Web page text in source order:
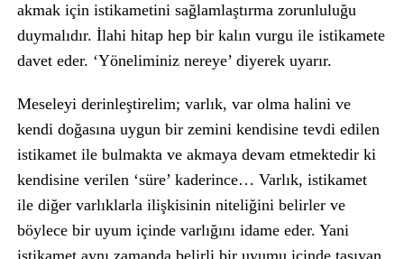
akmak için istikametini sağlamlaştırma zorunluluğu
duymalıdır. İlahi hitap hep bir kalın vurgu ile istikamete
davet eder. ‘Yöneliminiz nereye’ diyerek uyarır.
Meseleyi derinleştirelim; varlık, var olma halini ve
kendi doğasına uygun bir zemini kendisine tevdi edilen
istikamet ile bulmakta ve akmaya devam etmektedir ki
kendisine verilen ‘süre’ kaderince… Varlık, istikamet
ile diğer varlıklarla ilişkisinin niteliğini belirler ve
böylece bir uyum içinde varlığını idame eder. Yani
istikamet aynı zamanda belirli bir uyumu içinde taşıyan